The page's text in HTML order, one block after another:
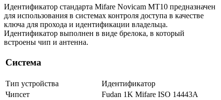
Идентификатор стандарта Mifare Novicam MT10 предназначен
для использования в системах контроля доступа в качестве
ключа для прохода и идентификации владельца.
Идентификатор выполнен в виде брелока, в который
встроены чип и антенна.
Система
Тип устройства
Идентификатор
Чипсет
Fudan 1K Mifare ISO 14443A